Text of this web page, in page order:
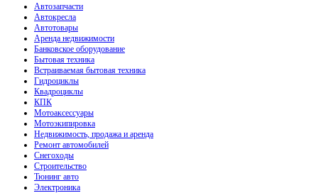
Автозапчасти
Автокресла
Автотовары
Аренда недвижимости
Банковское оборудование
Бытовая техника
Встраиваемая бытовая техника
Гидроциклы
Квадроциклы
КПК
Мотоаксессуары
Мотоэкипировка
Недвижимость, продажа и аренда
Ремонт автомобилей
Снегоходы
Строительство
Тюнинг авто
Электроника